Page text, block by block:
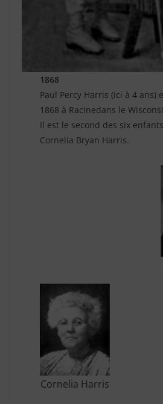
1868
Paul Percy Harris (ici à 4 ans)
1868 à Racinedans le
Il est le second des six
Cornelia Bryan Harris.
Cornelia Harris